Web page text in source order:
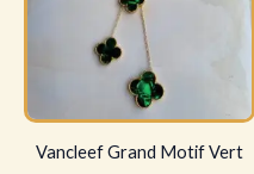
Vancleef Grand Motif Vert